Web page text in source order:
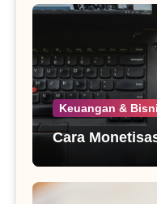
Keuangan &
Cara